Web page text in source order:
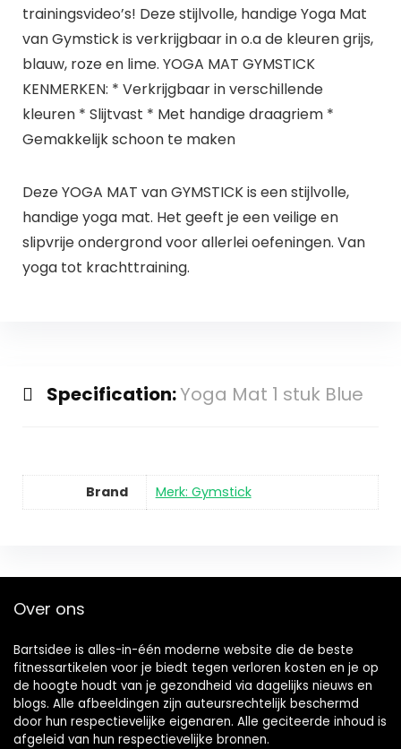
trainingsvideo’s! Deze stijlvolle, handige Yoga Mat
van Gymstick is verkrijgbaar in o.a de kleuren grijs,
blauw, roze en lime. YOGA MAT GYMSTICK
KENMERKEN: * Verkrijgbaar in verschillende
kleuren * Slijtvast * Met handige draagriem *
Gemakkelijk schoon te maken
Deze YOGA MAT van GYMSTICK is een stijlvolle,
handige yoga mat. Het geeft je een veilige en
slipvrije ondergrond voor allerlei oefeningen. Van
yoga tot krachttraining.
Specification:Yoga Mat 1 stuk Blue
Brand Merk: Gymstick
Over ons
Bartsidee is alles-in-één moderne website die de beste
fitnessartikelen voor je biedt tegen verloren kosten en je op
de hoogte houdt van je gezondheid via dagelijks nieuws en
blogs. Alle afbeeldingen zijn auteursrechtelijk beschermd
door hun respectievelijke eigenaren. Alle geciteerde inhoud is
afgeleid van hun respectievelijke bronnen.